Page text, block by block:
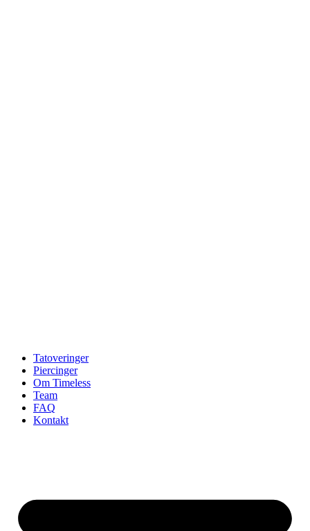
Tatoveringer
Piercinger
Om Timeless
Team
FAQ
Kontakt